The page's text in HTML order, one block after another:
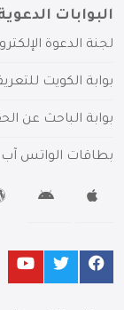
البوابات
لجنة الدعوة
بوابة الكويت
بوابة الباحث عن
بطاقات الواتس آب